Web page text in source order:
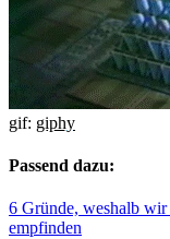
gif: giphy
Passend dazu:
6 Gründe, weshalb wir
empfinden